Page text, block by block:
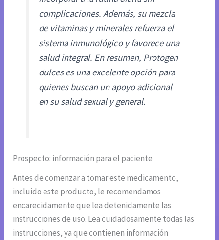
complicaciones. Además, su mezcla
de vitaminas y minerales refuerza el
sistema inmunológico y favorece una
salud integral. En resumen, Protogen
dulces es una excelente opción para
quienes buscan un apoyo adicional
en su salud sexual y general.
Prospecto: información para el paciente
Antes de comenzar a tomar este medicamento,
incluido este producto, le recomendamos
encarecidamente que lea detenidamente las
instrucciones de uso. Lea cuidadosamente todas las
instrucciones, ya que contienen información